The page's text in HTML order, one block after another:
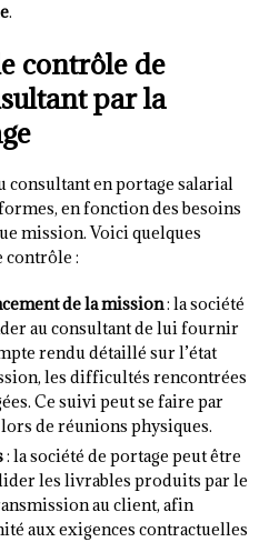
.
contrôle de
par la
consultant en portage salarial
en fonction des besoins
mission. Voici quelques
contrôle :
de la mission: la société
au consultant de lui fournir
rendu détaillé sur l’état
les difficultés rencontrées
Ce suivi peut se faire par
de réunions physiques.
: la société de portage peut être
les livrables produits par le
au client, afin
aux exigences contractuelles